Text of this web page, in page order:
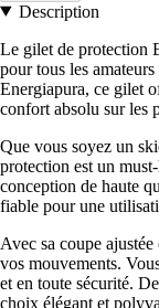
Description
Le gilet de protection
pour tous les
Energiapura, ce gilet
confort absolu sur les
Que vous soyez un
protection est un
conception de haute
fiable pour une
Avec sa coupe
vos mouvements.
et en toute sécurité.
choix élégant et